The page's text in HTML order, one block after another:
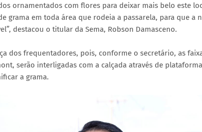
ornamentados com flores para deixar mais belo este
grama em toda área que rodeia a passarela, para que a
destacou o titular da Sema, Robson Damasceno.
dos frequentadores, pois, conforme o secretário, as
serão interligadas com a calçada através de
a grama.